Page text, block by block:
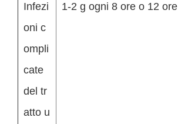
Infezi
oni c
ompli
cate
del tr
atto u
1-2 g ogni 8 ore o 12 ore